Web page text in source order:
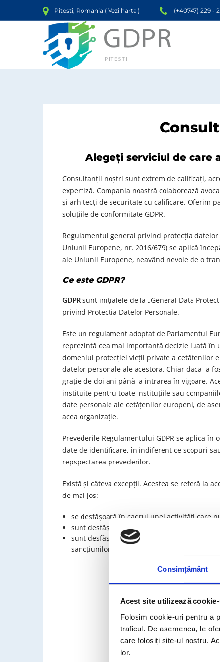
Consimțământ
Acest site utilizează
Folosim cookie-uri pentru a
traficul. De asemenea, le
care folosiți site-ul nostru.
lor.
Pitesti, Romania ( Vezi harta ) (+40747) 229 -
Alegeți serviciul de care
Consultanții noștri sunt extrem de calificați,
expertiză. Compania noastră colaborează
și arhitecți de securitate cu calificare. Oferim
soluțiile de conformitate GDPR.
Regulamentul general privind protecția datelor
Uniunii Europene, nr. 2016/679) se aplică
ale Uniunii Europene, neavând nevoie de o
Ce este GDPR?
GDPR sunt inițialele de la „General Data
privind Protecţia Datelor Personale.
Este un regulament adoptat de Parlamentul
reprezintă cea mai importantă decizie luată
domeniul protecţiei vieţii private a cetăţenilor
datelor personale ale acestora. Chiar daca a
graţie de doi ani până la intrarea în vigoare.
instituite pentru toate instituţiile sau
date personale ale cetăţenilor europeni, de
acea organizaţie.
Prevederile Regulamentului GDPR se aplica
date de identificare, în indiferent ce scopuri
repspectarea prevederilor.
Există şi câteva excepţii. Acestea se referă la
de mai jos:
se desfăşoară în cadrul unei activităţi care
sunt desfăşurate de către o persoană fizică
sunt desfăşurate de autorităţi cu
sancţiunilor penale;
Noi vom prelua
Pasul 1:
Pasul 2: Trasabilitate